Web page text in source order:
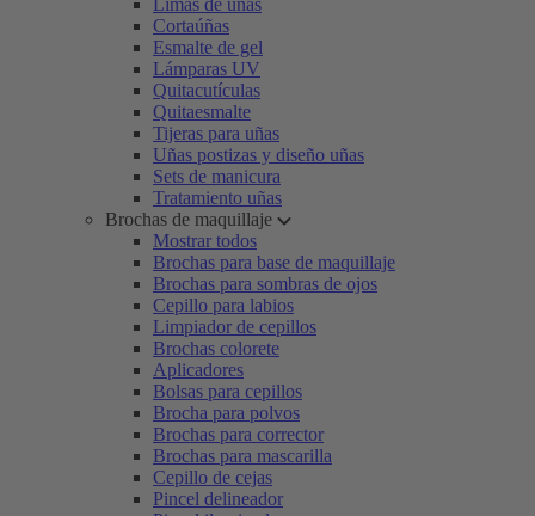
Limas de uñas
Cortaúñas
Esmalte de gel
Lámparas UV
Quitacutículas
Quitaesmalte
Tijeras para uñas
Uñas postizas y diseño uñas
Sets de manicura
Tratamiento uñas
Brochas de maquillaje
Mostrar todos
Brochas para base de maquillaje
Brochas para sombras de ojos
Cepillo para labios
Limpiador de cepillos
Brochas colorete
Aplicadores
Bolsas para cepillos
Brocha para polvos
Brochas para corrector
Brochas para mascarilla
Cepillo de cejas
Pincel delineador